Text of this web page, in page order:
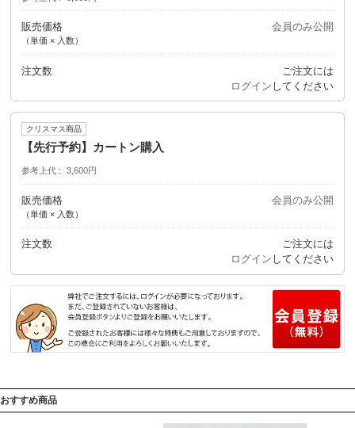
販売価格
（単価 × 入数）
会員のみ公開
注文数
ご注文には
ログイン してください
クリスマス商品
【先行予約】カートン購入
参考上代 3,600円
販売価格
（単価 × 入数）
会員のみ公開
注文数
ご注文には
ログイン してください
おすすめ商品